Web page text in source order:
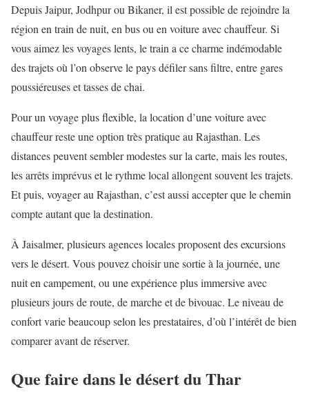
Depuis Jaipur, Jodhpur ou Bikaner, il est possible de rejoindre la
région en train de nuit, en bus ou en voiture avec chauffeur. Si
vous aimez les voyages lents, le train a ce charme indémodable
des trajets où l’on observe le pays défiler sans filtre, entre gares
poussiéreuses et tasses de chai.
Pour un voyage plus flexible, la location d’une voiture avec
chauffeur reste une option très pratique au Rajasthan. Les
distances peuvent sembler modestes sur la carte, mais les routes,
les arrêts imprévus et le rythme local allongent souvent les trajets.
Et puis, voyager au Rajasthan, c’est aussi accepter que le chemin
compte autant que la destination.
À Jaisalmer, plusieurs agences locales proposent des excursions
vers le désert. Vous pouvez choisir une sortie à la journée, une
nuit en campement, ou une expérience plus immersive avec
plusieurs jours de route, de marche et de bivouac. Le niveau de
confort varie beaucoup selon les prestataires, d’où l’intérêt de bien
comparer avant de réserver.
Que faire dans le désert du Thar